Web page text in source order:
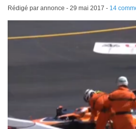
Rédigé par annonce - 29 mai 2017 - 14